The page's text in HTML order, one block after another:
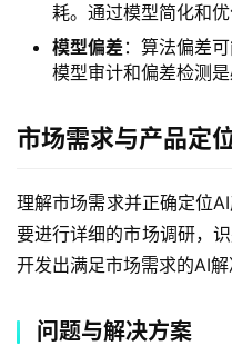
耗。通过模型简化和优
模型偏差：算法偏差
模型审计和偏差检测是
市场需求与产品定
理解市场需求并正确定位
要进行详细的市场调研，
开发出满足市场需求的AI解
问题与解决方案